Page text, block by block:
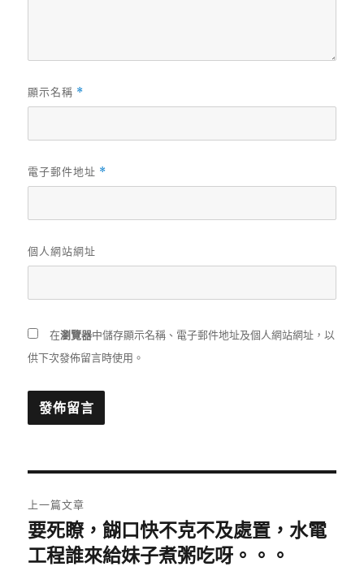
顯示名稱 *
電子郵件地址 *
個人網站網址
在瀏覽器中儲存顯示名稱、電子郵件地址及個人網站網址，以
供下次發佈留言時使用。
章
導
上一篇文章
上
一
要死瞭，餬口快不克不及處置，水電
工程誰來給妹子煮粥吃呀。。。